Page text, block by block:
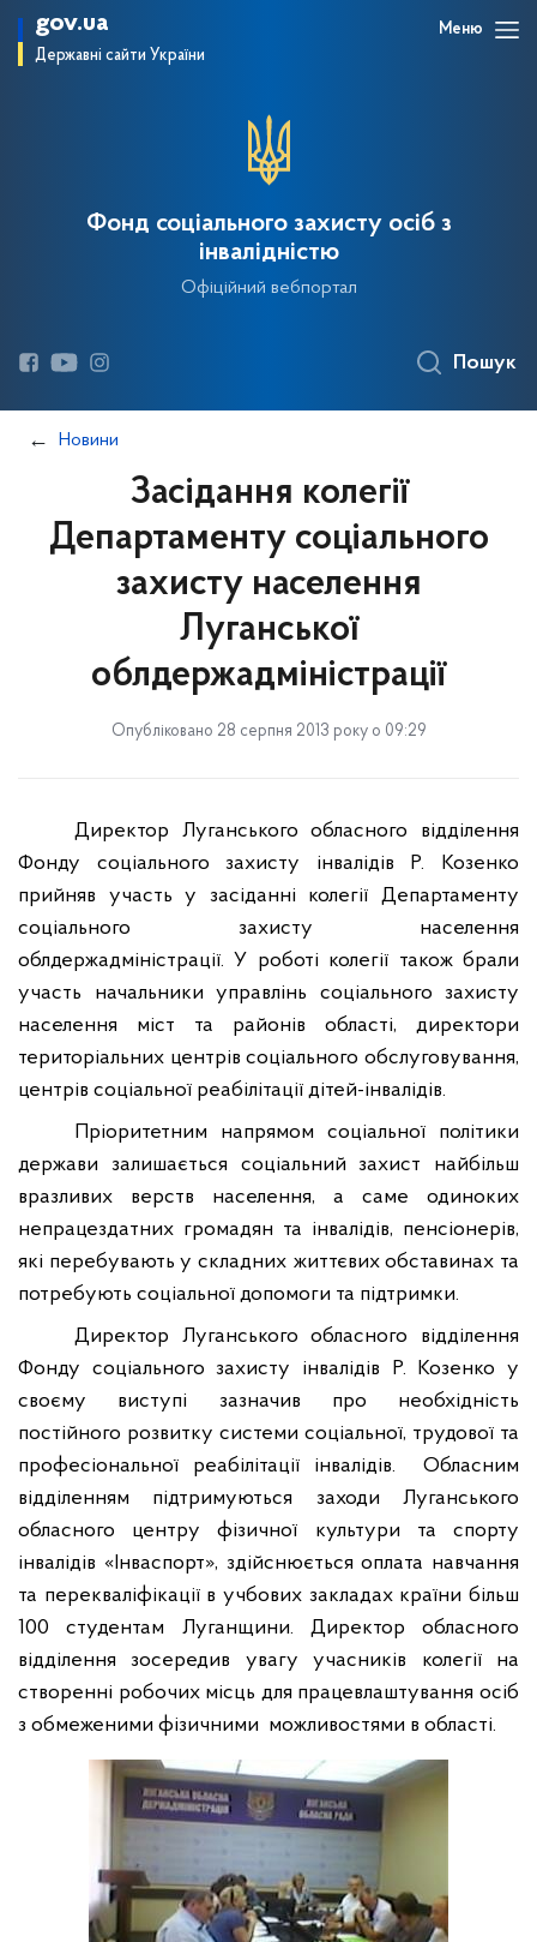
gov.ua
Державні сайти України
Меню
Фонд соціального захисту осіб з
інвалідністю
Офіційний вебпортал
Пошук
Новини
Засідання колегії
Департаменту соціального
захисту населення
Луганської
облдержадміністрації
Опубліковано 28 серпня 2013 року о 09:29
Директор Луганського обласного відділення
Фонду соціального захисту інвалідів Р. Козенко
прийняв участь у засіданні колегії Департаменту
соціального захисту населення
облдержадміністрації. У роботі колегії також брали
участь начальники управлінь соціального захисту
населення міст та районів області, директори
територіальних центрів соціального обслуговування,
центрів соціальної реабілітації дітей-інвалідів.
Пріоритетним напрямом соціальної політики
держави залишається соціальний захист найбільш
вразливих верств населення, а саме одиноких
непрацездатних громадян та інвалідів, пенсіонерів,
які перебувають у складних життєвих обставинах та
потребують соціальної допомоги та підтримки.
Директор Луганського обласного відділення
Фонду соціального захисту інвалідів Р. Козенко у
своєму виступі зазначив про необхідність
постійного розвитку системи соціальної, трудової та
професіональної реабілітації інвалідів.
Обласним
відділенням підтримуються заходи Луганського
обласного центру фізичної культури та спорту
інвалідів «Інваспорт», здійснюється оплата навчання
та перекваліфікації в учбових закладах країни більш
100 студентам Луганщини. Директор обласного
відділення зосередив увагу учасників колегії на
створенні робочих місць для працевлаштування осіб
з обмеженими фізичними можливостями в області.